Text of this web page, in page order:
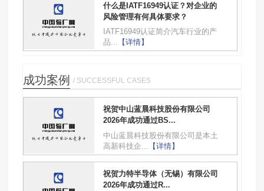
什么是IATF16949认证？对企业的
风险管理有何具体要求？
IATF16949认证简介汽车行业的产
品...
【详情】
成功案例 / SUCCESSFUL CASES
祝贺中山蓝晨科技股份有限公司
2026年成功通过BS...
中山蓝晨科技股份有限公司是本土
高新科技企...
【详情】
祝贺力特半导体（无锡）有限公司
2026年成功通过R...